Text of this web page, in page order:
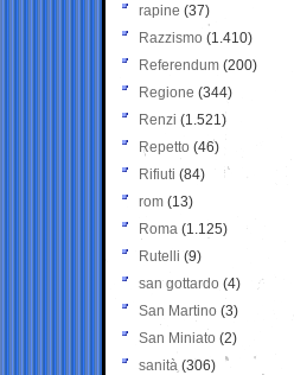
rapine (37)
Razzismo (1.410)
Referendum (200)
Regione (344)
Renzi (1.521)
Repetto (46)
Rifiuti (84)
rom (13)
Roma (1.125)
Rutelli (9)
san gottardo (4)
San Martino (3)
San Miniato (2)
sanità (306)